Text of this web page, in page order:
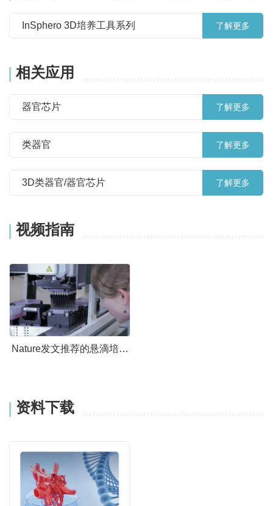
InSphero 3D培养工具系列 了解更多
相关应用
器官芯片 了解更多
类器官 了解更多
3D类器官/器官芯片 了解更多
视频指南
Nature发文推荐的悬滴培养
资料下载